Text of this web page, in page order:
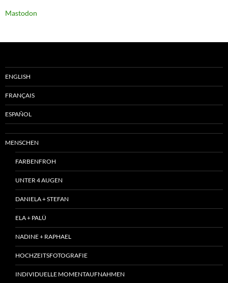
Mastodon
ENGLISH
FRANÇAIS
ESPAÑOL
MENSCHEN
FARBENFROH
UNTER 4 AUGEN
DANIELA + STEFAN
ELA + PALÜ
NADINE + RAPHAEL
HOCHZEITSFOTOGRAFIE
INDIVIDUELLE MOMENTAUFNAHMEN